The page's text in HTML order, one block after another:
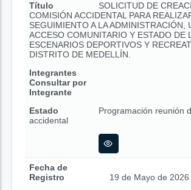
Título
SOLICITUD DE
COMISIÓN ACCIDENTAL PARA
SEGUIMIENTO A LA ADMINISTRACIÓN,
ACCESO COMUNITARIO Y ESTADO DE
ESCENARIOS DEPORTIVOS Y
DISTRITO DE MEDELLÍN.
Integrantes
Consultar por
Integrante
Estado
Programación reunión
accidental
Fecha de
Registro
19 de Mayo de 2026